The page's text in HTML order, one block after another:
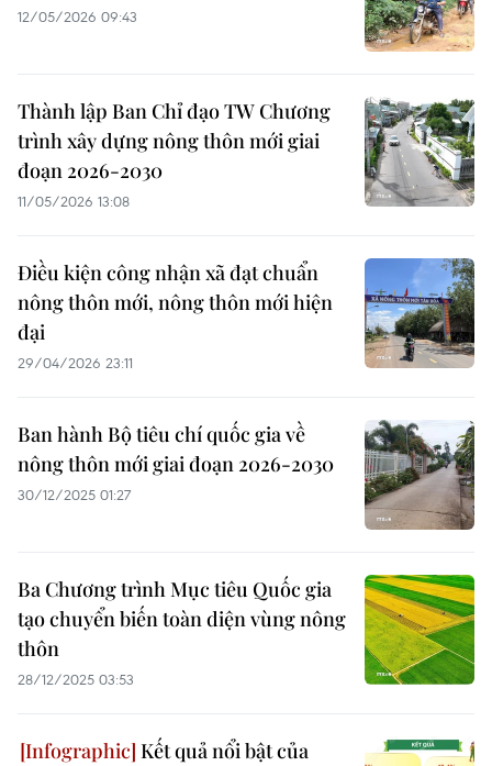
12/05/2026 09:43
Thành lập Ban Chỉ đạo TW Chương
trình xây dựng nông thôn mới giai
đoạn 2026-2030
11/05/2026 13:08
Điều kiện công nhận xã đạt chuẩn
nông thôn mới, nông thôn mới hiện
đại
29/04/2026 23:11
Ban hành Bộ tiêu chí quốc gia về
nông thôn mới giai đoạn 2026-2030
30/12/2025 01:27
Ba Chương trình Mục tiêu Quốc gia
tạo chuyển biến toàn diện vùng nông
thôn
28/12/2025 03:53
Kết quả nổi bật của